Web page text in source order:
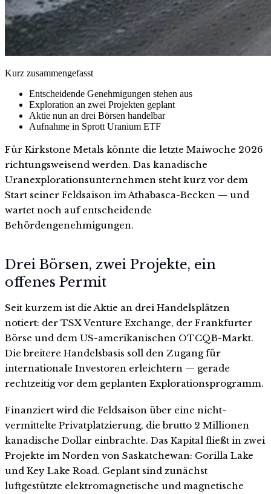
Kurz zusammengefasst
Entscheidende Genehmigungen stehen aus
Exploration an zwei Projekten geplant
Aktie nun an drei Börsen handelbar
Aufnahme in Sprott Uranium ETF
Für Kirkstone Metals könnte die letzte Maiwoche 2026
richtungsweisend werden. Das kanadische
Uranexplorationsunternehmen steht kurz vor dem
Start seiner Feldsaison im Athabasca-Becken — und
wartet noch auf entscheidende
Behördengenehmigungen.
Drei Börsen, zwei Projekte, ein
offenes Permit
Seit kurzem ist die Aktie an drei Handelsplätzen
notiert: der TSX Venture Exchange, der Frankfurter
Börse und dem US-amerikanischen OTCQB-Markt.
Die breitere Handelsbasis soll den Zugang für
internationale Investoren erleichtern — gerade
rechtzeitig vor dem geplanten Explorationsprogramm.
Finanziert wird die Feldsaison über eine nicht-
vermittelte Privatplatzierung, die brutto 2 Millionen
kanadische Dollar einbrachte. Das Kapital fließt in zwei
Projekte im Norden von Saskatchewan: Gorilla Lake
und Key Lake Road. Geplant sind zunächst
luftgestützte elektromagnetische und magnetische